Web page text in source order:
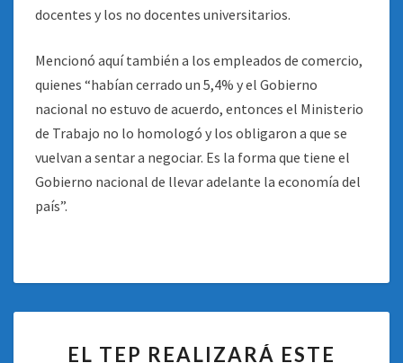
docentes y los no docentes universitarios.
Mencionó aquí también a los empleados de comercio,
quienes “habían cerrado un 5,4% y el Gobierno
nacional no estuvo de acuerdo, entonces el Ministerio
de Trabajo no lo homologó y los obligaron a que se
vuelvan a sentar a negociar. Es la forma que tiene el
Gobierno nacional de llevar adelante la economía del
país”.
TEP
EL TEP REALIZARÁ ESTE